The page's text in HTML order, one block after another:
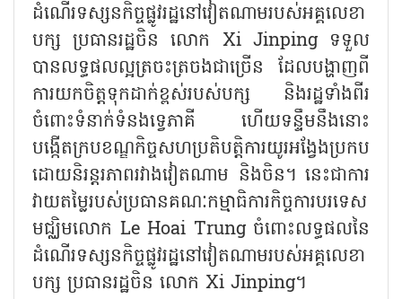
ដំណើរទស្សនកិច្ចផ្លូវរដ្ឋនៅវៀតណាមរបស់អគ្គលេខា
បក្ស ប្រធានរដ្ឋចិន លោក Xi Jinping ទទួល
បានលទ្ធផលល្អត្រចះត្រចងជាច្រើន ដែលបង្ហាញពី
ការយកចិត្តទុកដាក់ខ្ពស់របស់បក្ស និងរដ្ឋទាំងពីរ
ចំពោះទំនាក់ទំនងទ្វេភាគី ហើយទន្ទឹមនឹងនោះ
បង្កើតក្របខណ្ឌកិច្ចសហប្រតិបត្តិការយូរអង្វែងប្រកប
ដោយនិរន្តរភាពរវាងវៀតណាម និងចិន។ នេះជាការ
វាយតម្លៃរបស់ប្រធានគណៈកម្មាធិការកិច្ចការបរទេស
មជ្ឈិមលោក Le Hoai Trung ចំពោះលទ្ធផលនៃ
ដំណើរទស្សនកិច្ចផ្លូវរដ្ឋនៅវៀតណាមរបស់អគ្គលេខា
បក្ស ប្រធានរដ្ឋចិន លោក Xi Jinping។